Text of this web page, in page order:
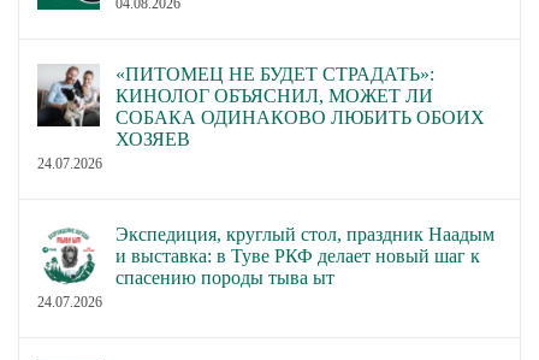
«ПИТОМЕЦ НЕ БУДЕТ СТРАДАТЬ»:
КИНОЛОГ ОБЪЯСНИЛ, МОЖЕТ ЛИ
СОБАКА ОДИНАКОВО ЛЮБИТЬ ОБОИХ
ХОЗЯЕВ
24.07.2026
Экспедиция, круглый стол, праздник Наадым
и выставка: в Туве РКФ делает новый шаг к
спасению породы тыва ыт
24.07.2026